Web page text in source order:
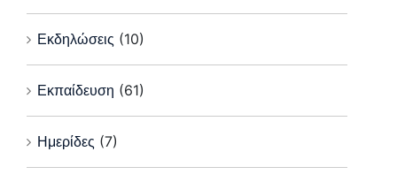
Εκδηλώσεις (10)
Εκπαίδευση (61)
Ημερίδες (7)